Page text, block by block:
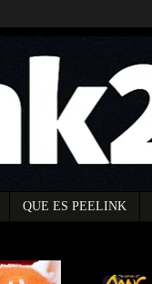
QUE ES PEELINK